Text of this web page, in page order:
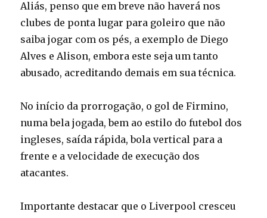
Aliás, penso que em breve não haverá nos
clubes de ponta lugar para goleiro que não
saiba jogar com os pés, a exemplo de Diego
Alves e Alison, embora este seja um tanto
abusado, acreditando demais em sua técnica.
No início da prorrogação, o gol de Firmino,
numa bela jogada, bem ao estilo do futebol dos
ingleses, saída rápida, bola vertical para a
frente e a velocidade de execução dos
atacantes.
Importante destacar que o Liverpool cresceu